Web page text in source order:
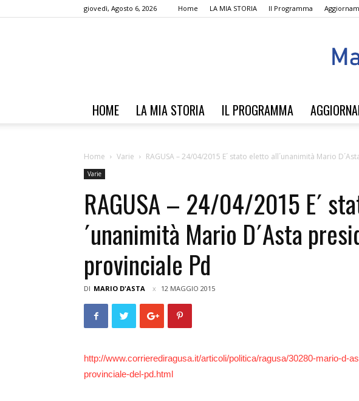
giovedì, Agosto 6, 2026 Home LA MIA STORIA Il Programma
HOME LA MIA STORIA IL PROGRAMMA
Home Varie RAGUSA – 24/04/2015 E´ stato eletto all´unanimità Mario
Varie
RAGUSA – 24/04/2015 E´
´unanimità Mario D´Asta
provinciale Pd
DI MARIO D'ASTA 12 MAGGIO 2015
http://www.corrierediragusa.it/articoli/politica/ragusa/30280-mario-d-
provinciale-del-pd.html